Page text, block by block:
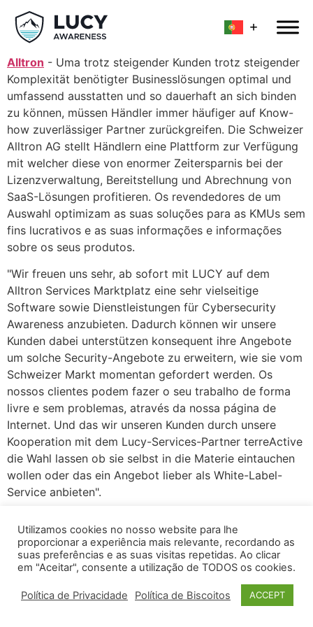
Alltron - Uma trotz steigender Kunden trotz steigender
Komplexität benötigter Businesslösungen optimal und
umfassend ausstatten und so dauerhaft an sich binden
zu können, müssen Händler immer häufiger auf Know-
how zuverlässiger Partner zurückgreifen. Die Schweizer
Alltron AG stellt Händlern eine Plattform zur Verfügung
mit welcher diese von enormer Zeitersparnis bei der
Lizenzverwaltung, Bereitstellung und Abrechnung von
SaaS-Lösungen profitieren. Os revendedores de um
Auswahl optimizam as suas soluções para as KMUs sem
fins lucrativos e as suas informações e informações
sobre os seus produtos.
"Wir freuen uns sehr, ab sofort mit LUCY auf dem
Alltron Services Marktplatz eine sehr vielseitige
Software sowie Dienstleistungen für Cybersecurity
Awareness anzubieten. Dadurch können wir unsere
Kunden dabei unterstützen konsequent ihre Angebote
um solche Security-Angebote zu erweitern, wie sie vom
Schweizer Markt momentan gefordert werden. Os
nossos clientes podem fazer o seu trabalho de forma
livre e sem problemas, através da nossa página de
Internet. Und das wir unseren Kunden durch unsere
Kooperation mit dem Lucy-Services-Partner terreActive
die Wahl lassen ob sie selbst in die Materie eintauchen
wollen oder das ein Angebot lieber als White-Label-
Service anbieten".
Utilizamos cookies no nosso website para lhe
proporcionar a experiência mais relevante, recordando as
suas preferências e as suas visitas repetidas. Ao clicar
em "Aceitar", consente a utilização de TODOS os cookies.
Política de Privacidade Política de Biscoitos ACCEPT